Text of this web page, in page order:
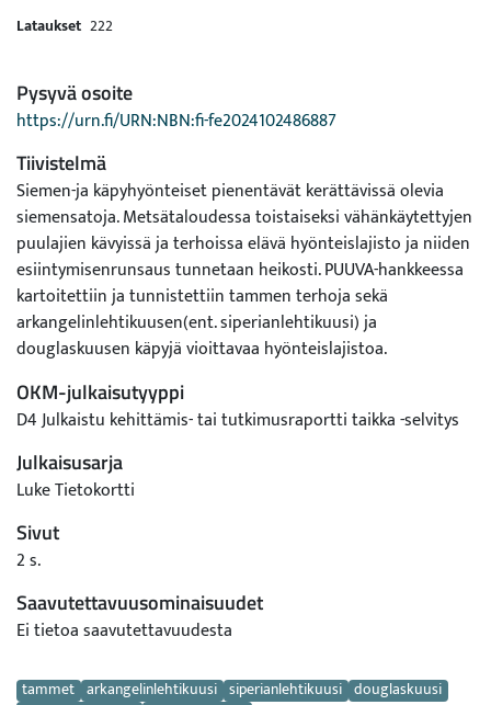
Lataukset 222
Pysyvä osoite
https://urn.fi/URN:NBN:fi-fe2024102486887
Tiivistelmä
Siemen-ja käpyhyönteiset pienentävät kerättävissä olevia
siemensatoja. Metsätaloudessa toistaiseksi vähänkäytettyjen
puulajien kävyissä ja terhoissa elävä hyönteislajisto ja niiden
esiintymisenrunsaus tunnetaan heikosti. PUUVA-hankkeessa
kartoitettiin ja tunnistettiin tammen terhoja sekä
arkangelinlehtikuusen(ent. siperianlehtikuusi) ja
douglaskuusen käpyjä vioittavaa hyönteislajistoa.
OKM-julkaisutyyppi
D4 Julkaistu kehittämis- tai tutkimusraportti taikka -selvitys
Julkaisusarja
Luke Tietokortti
Sivut
2 s.
Saavutettavuusominaisuudet
Ei tietoa saavutettavuudesta
Avainsanat
tammet arkangelinlehtikuusi siperianlehtikuusi douglaskuusi